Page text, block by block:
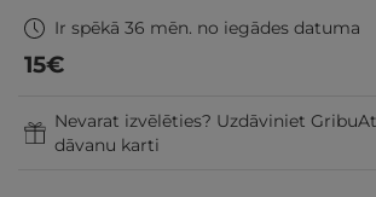
Ir spēkā 36 mēn. no iegādes datuma
15€
Nevarat izvēlēties? Uzdāviniet
dāvanu karti